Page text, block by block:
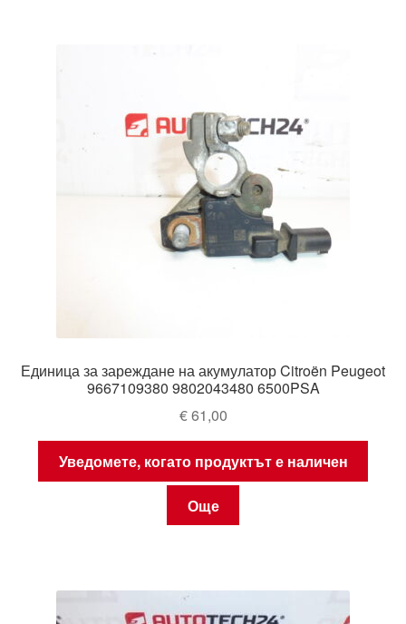
Единица за зареждане на акумулатор Citroën Peugeot
9667109380 9802043480 6500PSA
€61,00
Уведомете, когато продуктът е наличен
Още